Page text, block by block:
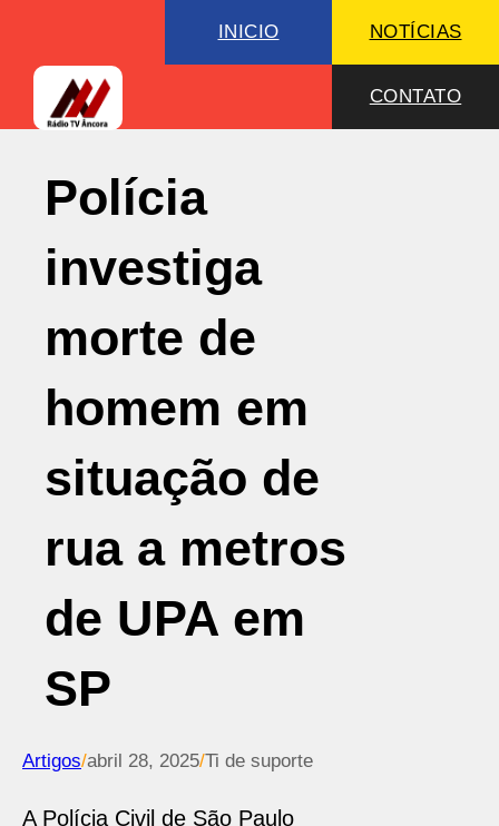
INICIO NOTÍCIAS
CONTATO
Polícia
investiga
morte de
homem em
situação de
rua a metros
de UPA em
SP
Artigos/abril 28, 2025/Ti de suporte
A Polícia Civil de São Paulo